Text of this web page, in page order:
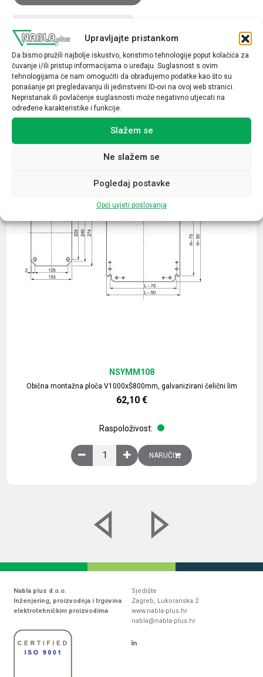
Upravljajte pristankom
Da bismo pružili najbolje iskustvo, koristimo tehnologije poput kolačića za
čuvanje i/ili pristup informacijama o uređaju. Suglasnost s ovim
tehnologijama će nam omogućiti da obrađujemo podatke kao što su
ponašanje pri pregledavanju ili jedinstveni ID-ovi na ovoj web stranici.
Nepristanak ili povlačenje suglasnosti može negativno utjecati na
određene karakteristike i funkcije.
Slažem se
Ne slažem se
Pogledaj postavke
Opći uvjeti poslovanja
TEHNIČKE SPECIFIKACIJE
Povezani proizvodi
Obična montažna ploča V1000xŠ800mm, galvanizirani čelični lim
NSYMM108
62,10 €
Raspoloživost:
Obična montažna ploča V1000xŠ800mm,
NARUČI
Nabla plus d.o.o.
Inženjering, proizvodnja i trgovina
elektrotehničkim proizvodima
Sjedište
Zagreb, Lukoranska 2
www.nabla-plus.hr
nabla@nabla-plus.hr